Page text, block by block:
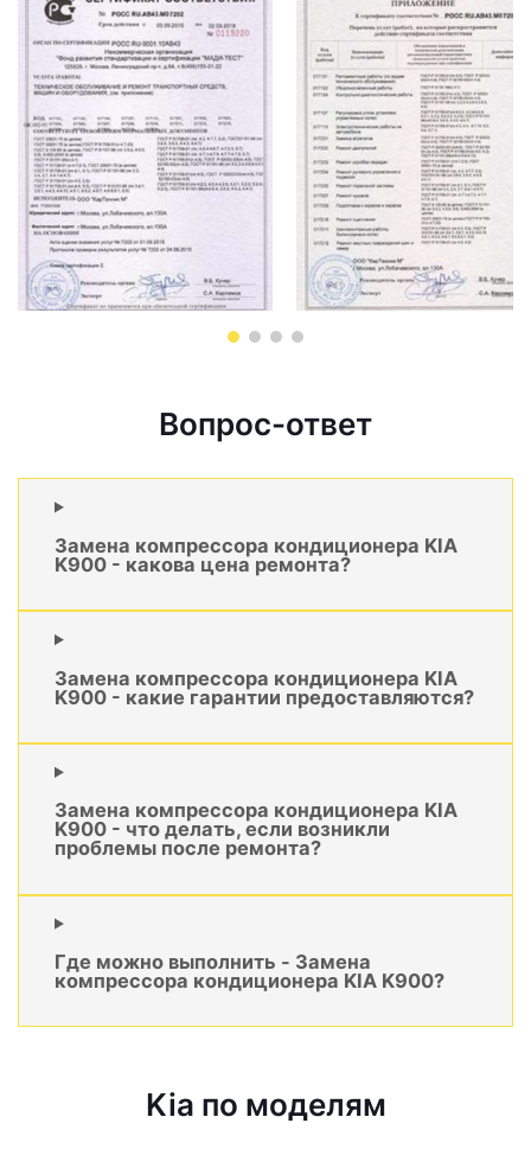
Вопрос-ответ
Замена компрессора кондиционера KIA
K900 - какова цена ремонта?
Замена компрессора кондиционера KIA
K900 - какие гарантии предоставляются?
Замена компрессора кондиционера KIA
K900 - что делать, если возникли
проблемы после ремонта?
Где можно выполнить - Замена
компрессора кондиционера KIA K900?
Kia по моделям